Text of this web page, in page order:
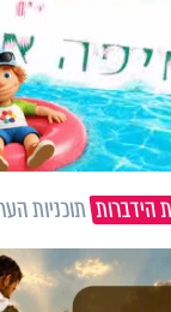
הידברותתוכניות